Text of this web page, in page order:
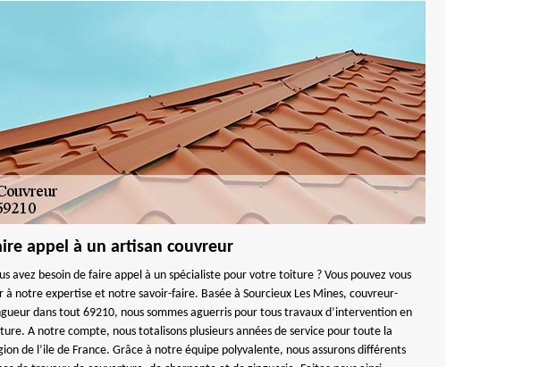
appel à un artisan couvreur
avez besoin de faire appel à un spécialiste pour votre toiture ? Vous pouvez vous
à notre expertise et notre savoir-faire. Basée à Sourcieux Les Mines, couvreur-
dans tout 69210, nous sommes aguerris pour tous travaux d’intervention en
A notre compte, nous totalisons plusieurs années de service pour toute la
de l’ile de France. Grâce à notre équipe polyvalente, nous assurons différents